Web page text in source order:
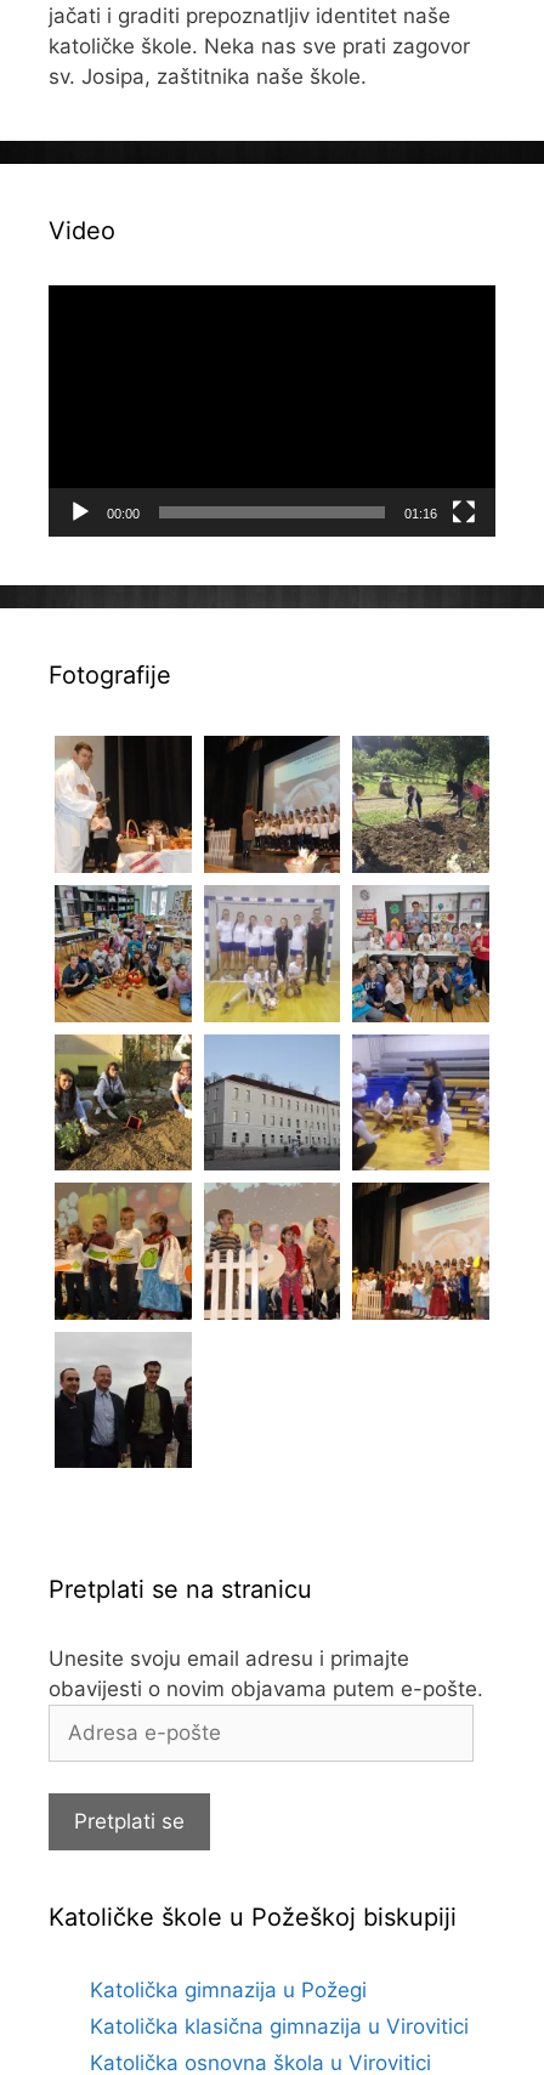
jačati i graditi prepoznatljiv identitet naše
katoličke škole. Neka nas sve prati zagovor
sv. Josipa, zaštitnika naše škole.
Video
00:00 01:16
Fotografije
Pretplati se na stranicu
Unesite svoju email adresu i primajte
obavijesti o novim objavama putem e-pošte.
Adresa
Pretplati se
Katoličke škole u Požeškoj biskupiji
Katolička gimnazija u Požegi
Katolička klasična gimnazija u Virovitici
Katolička osnovna škola u Virovitici